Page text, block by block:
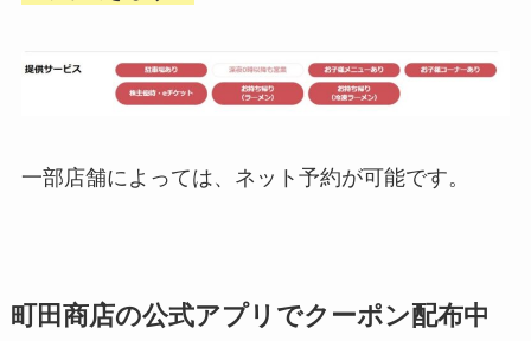
一部店舗によっては、ネット予約が可能です。
町田商店の公式アプリでクーポン配布中